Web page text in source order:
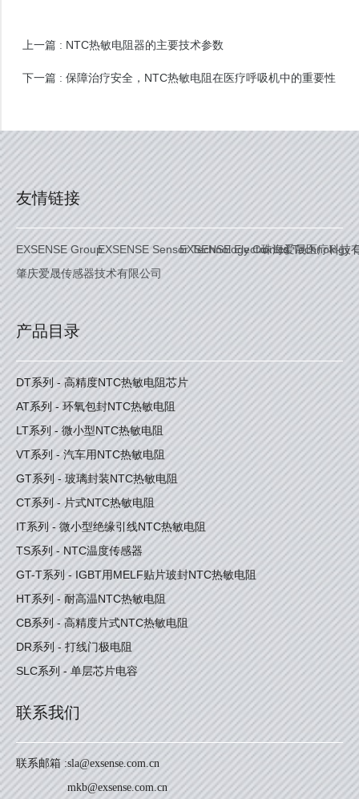
上一篇 : NTC热敏电阻器的主要技术参数
下一篇 : 保障治疗安全，NTC热敏电阻在医疗呼吸机中的重要性
友情链接
EXSENSE GroupEXSENSE Sensor Technology Co. Ltd.
EXSENSE Electronics Technology
珠海爱晟医疗科技
肇庆爱晟传感器技术有限公司
产品目录
DT系列 - 高精度NTC热敏电阻芯片
AT系列 - 环氧包封NTC热敏电阻
LT系列 - 微小型NTC热敏电阻
VT系列 - 汽车用NTC热敏电阻
GT系列 - 玻璃封装NTC热敏电阻
CT系列 - 片式NTC热敏电阻
IT系列 - 微小型绝缘引线NTC热敏电阻
TS系列 - NTC温度传感器
GT-T系列 - IGBT用MELF贴片玻封NTC热敏电阻
HT系列 - 耐高温NTC热敏电阻
CB系列 - 高精度片式NTC热敏电阻
DR系列 - 打线门极电阻
SLC系列 - 单层芯片电容
联系我们
联系邮箱 :sla@exsense.com.cn
mkb@exsense.com.cn